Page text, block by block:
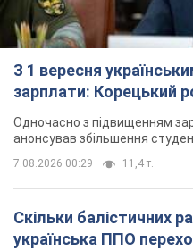
З 1 вересня
зарплати: Корецький
Одночасно з підвищенням
анонсував збільшення
7.08.2026 00:29 11,4 т.
Скільки балістичних
українська ППО